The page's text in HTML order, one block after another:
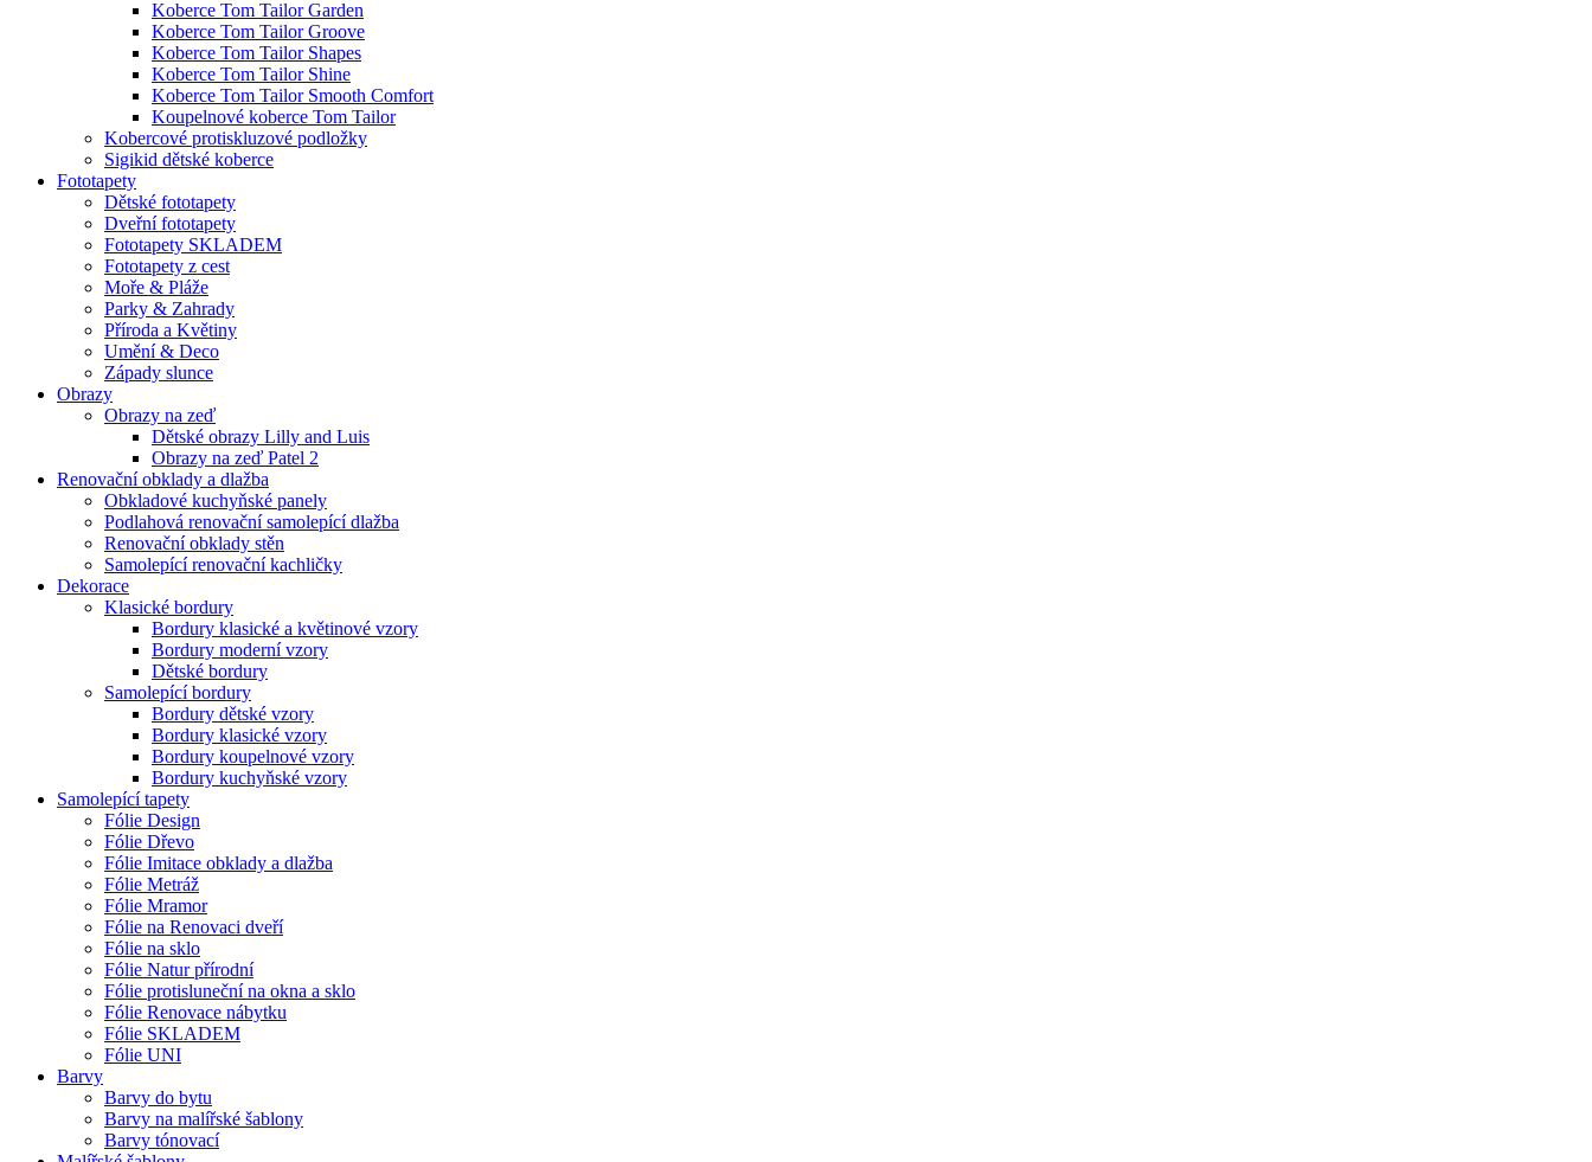
Koberce Tom Tailor Garden
Koberce Tom Tailor Groove
Koberce Tom Tailor Shapes
Koberce Tom Tailor Shine
Koberce Tom Tailor Smooth Comfort
Koupelnové koberce Tom Tailor
Kobercové protiskluzové podložky
Sigikid dětské koberce
Fototapety
Dětské fototapety
Dveřní fototapety
Fototapety SKLADEM
Fototapety z cest
Moře & Pláže
Parky & Zahrady
Příroda a Květiny
Umění & Deco
Západy slunce
Obrazy
Obrazy na zeď
Dětské obrazy Lilly and Luis
Obrazy na zeď Patel 2
Renovační obklady a dlažba
Obkladové kuchyňské panely
Podlahová renovační samolepící dlažba
Renovační obklady stěn
Samolepící renovační kachličky
Dekorace
Klasické bordury
Bordury klasické a květinové vzory
Bordury moderní vzory
Dětské bordury
Samolepící bordury
Bordury dětské vzory
Bordury klasické vzory
Bordury koupelnové vzory
Bordury kuchyňské vzory
Samolepící tapety
Fólie Design
Fólie Dřevo
Fólie Imitace obklady a dlažba
Fólie Metráž
Fólie Mramor
Fólie na Renovaci dveří
Fólie na sklo
Fólie Natur přírodní
Fólie protisluneční na okna a sklo
Fólie Renovace nábytku
Fólie SKLADEM
Fólie UNI
Barvy
Barvy do bytu
Barvy na malířské šablony
Barvy tónovací